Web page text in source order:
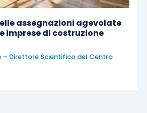
assegnazioni agevolate
imprese di costruzione
– Direttore Scientifico del Centro